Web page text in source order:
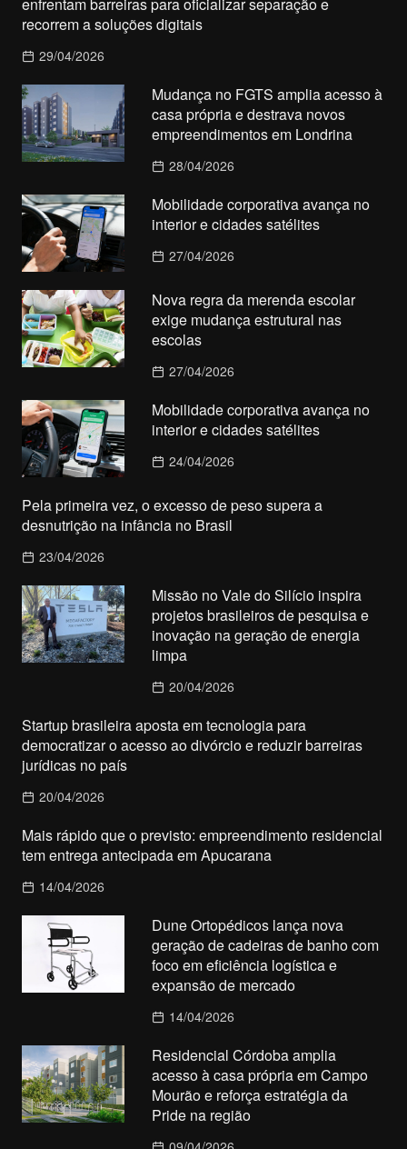
recorrem a soluções digitais
29/04/2026
Mudança no FGTS amplia acesso à
casa própria e destrava novos
empreendimentos em Londrina
28/04/2026
Mobilidade corporativa avança no
interior e cidades satélites
27/04/2026
Nova regra da merenda escolar
exige mudança estrutural nas
escolas
27/04/2026
Mobilidade corporativa avança no
interior e cidades satélites
24/04/2026
Pela primeira vez, o excesso de peso supera a
desnutrição na infância no Brasil
23/04/2026
Missão no Vale do Silício inspira
projetos brasileiros de pesquisa e
inovação na geração de energia
limpa
20/04/2026
Startup brasileira aposta em tecnologia para
democratizar o acesso ao divórcio e reduzir barreiras
jurídicas no país
20/04/2026
Mais rápido que o previsto: empreendimento residencial
tem entrega antecipada em Apucarana
14/04/2026
Dune Ortopédicos lança nova
geração de cadeiras de banho com
foco em eficiência logística e
expansão de mercado
14/04/2026
Residencial Córdoba amplia
acesso à casa própria em Campo
Mourão e reforça estratégia da
Pride na região